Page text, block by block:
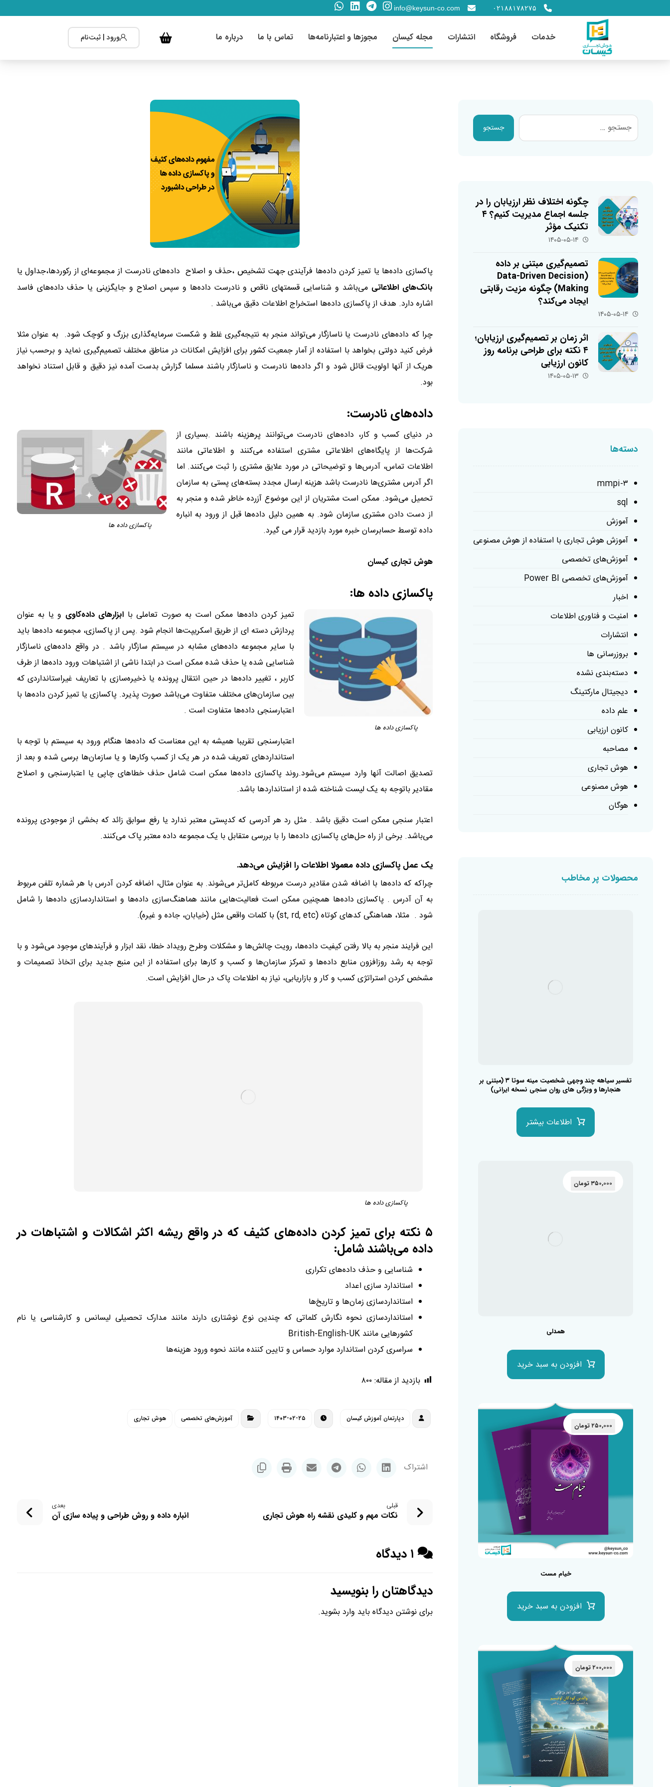
۰۲۱۸۸۱۷۸۲۷۵ info@keysun-co.com
خدمات فروشگاه انتشارات مجله کیسان مجوزها و اعتبارنامه‌ها تماس با ما درباره ما ورود | ثبت‌نام
پاکسازی داده‌ها یا تمیز کردن داده‌ها فرآیندی جهت تشخیص ،حذف و اصلاح داده‌های نادرست از مجموعه‌ای از رکوردها،جداول یا
بانک‌های اطلاعاتی می‌باشد و شناسایی قسمتهای ناقص و نادرست داده‌ها و سپس اصلاح و جایگزینی یا حذف داده‌های فاسد
اشاره دارد. هدف از پاکسازی داده‌ها استخراج اطلاعات دقیق می‌باشد .
چرا که داده‌های نادرست یا ناسازگار می‌تواند منجر به نتیجه‌گیری غلط و شکست سرمایه‌گذاری بزرگ و کوچک شود. به عنوان مثلا
فرض کنید دولتی بخواهد با استفاده از آمار جمعیت کشور برای افزایش امکانات در مناطق مختلف تصمیم‌گیری نماید و برحسب نیاز
هریک از آنها اولویت قائل شود و اگر داده‌ها نادرست و ناسازگار باشند مسلما گزارش بدست آمده نیز دقیق و قابل استناد نخواهد
بود.
داده‌های نادرست:
پاکسازی داده ها
در دنیای کسب و کار، داده‌های نادرست می‌توانند پرهزینه باشند .بسیاری از
شرکت‌ها از پایگاه‌های اطلاعاتی مشتری استفاده می‌کنند و اطلاعاتی مانند
اطلاعات تماس، آدرس‌ها و توضیحاتی در مورد علایق مشتری را ثبت می‌کنند. اما
اگر آدرس مشتری‌ها نادرست باشد هزینه ارسال مجدد بسته‌های پستی به سازمان
تحمیل می‌شود. ممکن است مشتریان از این موضوع آزرده خاطر شده و منجر به
از دست دادن مشتری سازمان شود. به همین دلیل داده‌ها قبل از ورود به انباره
داده توسط حسابرسان خبره مورد بازدید قرار می گیرد.
هوش تجاری کیسان
پاکسازی داده ها:
پاکسازی داده ها
تمیز کردن داده‌ها ممکن است به صورت تعاملی با ابزارهای داده‌کاوی و یا به عنوان
پردازش دسته ای از طریق اسکریپت‌ها انجام شود .پس از پاکسازی، مجموعه داده‌ها باید
با سایر مجموعه داده‌های مشابه در سیستم سازگار باشد . در واقع داده‌های ناسازگار
شناسایی شده یا حذف شده ممکن است در ابتدا ناشی از اشتباهات ورود داده‌ها از طرف
کاربر ، تغییر داده‌ها در حین انتقال پرونده یا ذخیره‌سازی با تعاریف غیراستانداردی که
بین سازمان‌های مختلف متفاوت می‌باشد صورت پذیرد. پاکسازی یا تمیز کردن داده‌ها با
اعتبارسنجی داده‌ها متفاوت است .
اعتبارسنجی تقریبا همیشه به این معناست که داده‌ها هنگام ورود به سیستم با توجه با
استانداردهای تعریف شده در هر یک از کسب وکارها و یا سازمان‌ها برسی شده و بعد از
تصدیق اصالت آنها وارد سیستم می‌شود.روند پاکسازی داده‌ها ممکن است شامل حذف خطاهای چاپی یا اعتبارسنجی و اصلاح
مقادیر باتوجه به یک لیست شناخته شده از استانداردها باشد.
اعتبار سنجی ممکن است دقیق باشد . مثل رد هر آدرسی که کدپستی معتبر ندارد یا رفع سوابق زائد که بخشی از موجودی پرونده
می‌باشد. برخی از راه حل‌های پاکسازی داده‌ها را با بررسی متقابل با یک مجموعه داده معتبر پاک می‌کنند.
یک عمل پاکسازی داده معمولا اطلاعات را افزایش می‌دهد.
چراکه که داده‌ها با اضافه شدن مقادیر درست مربوطه کامل‌تر می‌شوند. به عنوان مثال، اضافه کردن آدرس با هر شماره تلفن مربوط
به آن آدرس . پاکسازی داده‌ها همچنین ممکن است فعالیت‌هایی مانند هماهنگ‌سازی داده‌ها و استانداردسازی داده‌ها را شامل
شود . مثلا، هماهنگی کدهای کوتاه (st, rd, etc) با کلمات واقعی مثل (خیابان، جاده و غیره).
این فرایند منجر به بالا رفتن کیفیت داده‌ها، رویت چالش‌ها و مشکلات وطرح رویداد خطا، نقد ابزار و فرآیندهای موجود می‌شود و با
توجه به رشد روزافزون منابع داده‌ها و تمرکز سازمان‌ها و کسب و کارها برای استفاده از این منبع جدید برای اتخاذ تصمیمات و
مشخص کردن استراتژی کسب و کار و بازاریابی، نیاز به اطلاعات پاک در حال افزایش است.
پاکسازی داده ها
۵ نکته برای تمیز کردن داده‌های کثیف که در واقع ریشه اکثر اشکالات و اشتباهات در
داده می‌باشند شامل:
شناسایی و حذف داده‌های تکراری
استاندارد سازی اعداد
استانداردسازی زمان‌ها و تاریخ‌ها
استانداردسازی نحوه نگارش کلماتی که چندین نوع نوشتاری دارند مانند مدارک تحصیلی لیسانس و کارشناسی یا نام
کشورهایی مانند British-English-UK
سراسری کردن استاندارد موارد حساس و تایین کننده مانند نحوه ورود هزینه‌ها
بازدید از مقاله:۸۰۰
دپارتمان آموزش کیسان ۱۴۰۳-۰۲-۲۵ آموزش‌های تخصصی هوش تجاری
قبلی
نکات مهم و کلیدی نقشه راه هوش تجاری
بعدی
انباره داده و روش طراحی و پیاده سازی آن
۱ دیدگاه
دیدگاهتان را بنویسید
برای نوشتن دیدگاه باید وارد بشوید.
جستجو
چگونه اختلاف نظر ارزیابان را در
جلسه اجماع مدیریت کنیم؟ ۴
تکنیک مؤثر
۱۴۰۵-۰۵-۱۴
تصمیم‌گیری مبتنی بر داده
(Data-Driven Decision
Making) چگونه مزیت رقابتی
ایجاد می‌کند؟
۱۴۰۵-۰۵-۱۴
اثر زمان بر تصمیم‌گیری ارزیابان؛
۴ نکته برای طراحی برنامه روز
کانون ارزیابی
۱۴۰۵-۰۵-۱۳
دسته‌ها
mmpi-۳
sql
آموزش
آموزش هوش تجاری با استفاده از هوش مصنوعی
آموزش‌های تخصصی
آموزش‌های تخصصی Power BI
اخبار
امنیت و فناوری اطلاعات
انتشارات
بروزرسانی ها
دسته‌بندی نشده
دیجیتال مارکتینگ
علم داده
کانون ارزیابی
مصاحبه
هوش تجاری
هوش مصنوعی
هوگان
محصولات پر مخاطب
تفسیر سیاهه چند وجهی شخصیت مینه سوتا ۳ (مبتنی بر
هنجارها و ویژگی های روان سنجی نسخه ایرانی)
اطلاعات بیشتر
همدلی
۳۵۰,۰۰۰ تومان
افزودن به سبد خرید
خیام مست
۲۵۰,۰۰۰ تومان
افزودن به سبد خرید
۲۰۰,۰۰۰ تومان